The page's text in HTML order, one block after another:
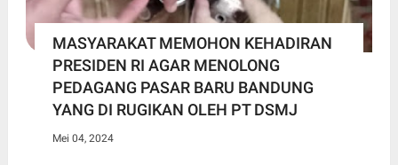
MASYARAKAT MEMOHON KEHADIRAN
PRESIDEN RI AGAR MENOLONG
PEDAGANG PASAR BARU BANDUNG
YANG DI RUGIKAN OLEH PT DSMJ
Mei 04, 2024